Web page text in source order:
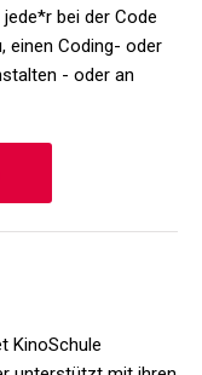
bei der Code
einen Coding- oder
- oder an
KinoSchule